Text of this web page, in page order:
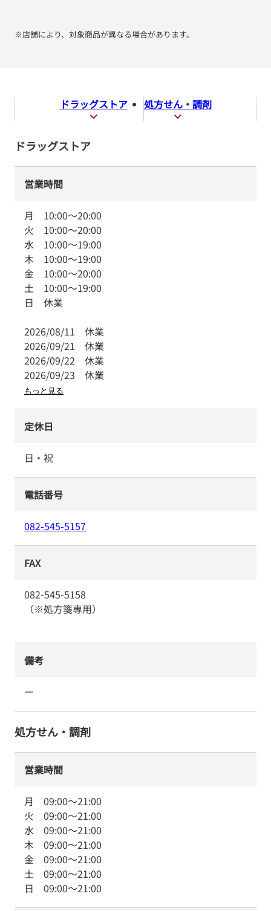
※店舗により、対象商品が異なる場合があります。
ドラッグストア 処方せん・調剤
ドラッグストア
営業時間
月 10:00～20:00
火 10:00～20:00
水 10:00～19:00
木 10:00～19:00
金 10:00～20:00
土 10:00～19:00
日 休業
2026/08/11 休業
2026/09/21 休業
2026/09/22 休業
2026/09/23 休業
もっと見る
定休日
日・祝
電話番号
082-545-5157
FAX
082-545-5158
（※処方箋専用）
備考
ー
処方せん・調剤
営業時間
月 09:00～21:00
火 09:00～21:00
水 09:00～21:00
木 09:00～21:00
金 09:00～21:00
土 09:00～21:00
日 09:00～21:00